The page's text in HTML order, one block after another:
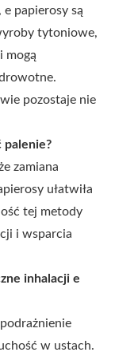
papierosy są
tytoniowe,
mogą
pozostaje nie
palenie?
zamiana
ułatwiła
tej metody
i wsparcia
inhalacji e
w ustach.